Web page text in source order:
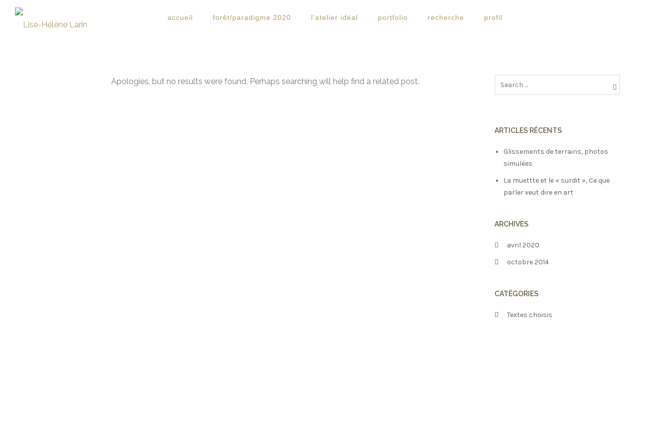
accueil forêt/paradigme 2020 l’atelier idéal portfolio recherche profil
Apologies, but no results were found. Perhaps searching will help find a related post.
ARTICLES RÉCENTS
Glissements de terrains, photos
simulées
La muettte et le « surdit », Ce que
parler veut dire en art
ARCHIVES
avril 2020
octobre 2014
CATÉGORIES
Textes choisis